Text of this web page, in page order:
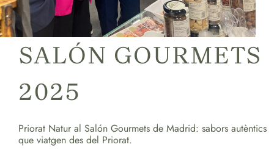
SALÓN GOURMETS
2025
Priorat Natur al Salón Gourmets de Madrid: sabors autèntics
que viatgen des del Priorat.